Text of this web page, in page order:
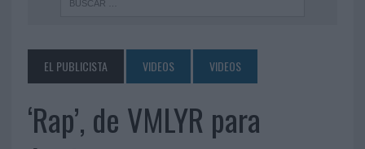
EL PUBLICISTA VIDEOS VIDEOS
‘Rap’, de VMLYR para